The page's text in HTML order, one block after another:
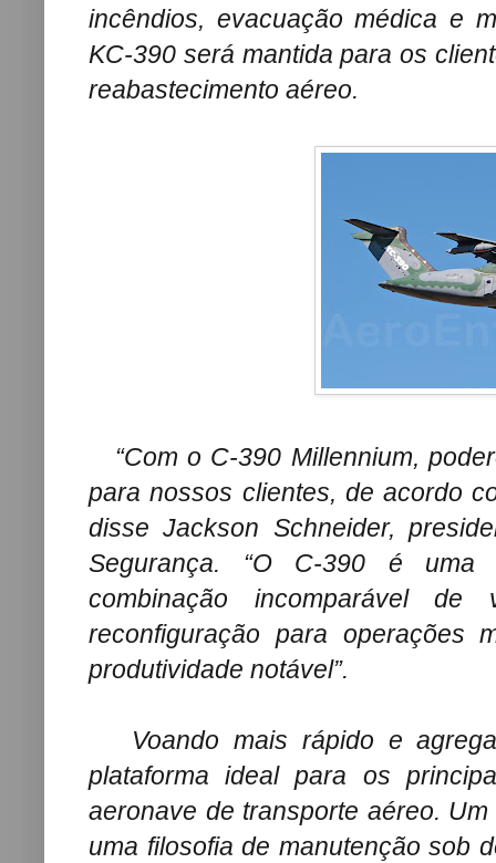
incêndios, evacuação médica e
KC-390 será mantida para os
reabastecimento aéreo.
“Com o C-390 Millennium,
para nossos clientes, de acordo
disse Jackson Schneider,
Segurança. “O C-390 é uma
combinação incomparável
reconfiguração para operações
produtividade notável”.
Voando mais rápido e
plataforma ideal para os
aeronave de transporte aéreo.
uma filosofia de manutenção sob